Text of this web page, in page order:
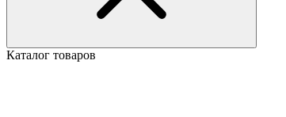
Каталог товаров